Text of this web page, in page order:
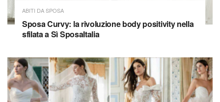
ABITI DA SPOSA
Sposa Curvy: la rivoluzione body positivity nella
sfilata a Sì SposaItalia